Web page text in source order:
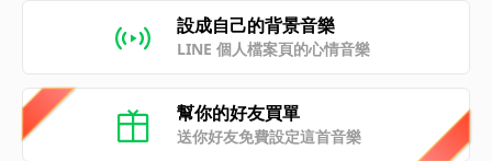
設成自己的背景音樂
LINE 個人檔案頁的心情音樂
幫你的好友買單
送你好友免費設定這首音樂